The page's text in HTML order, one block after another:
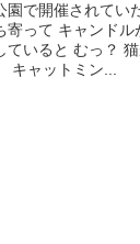
園で開催されてい
寄って キャンド
ていると むっ？
キャットミン...